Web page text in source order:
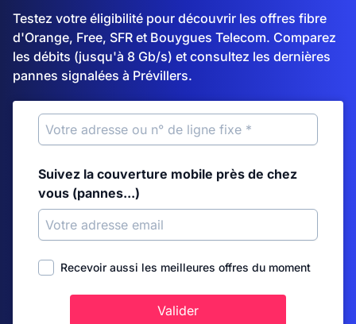
Testez votre éligibilité pour découvrir les offres fibre
d'Orange, Free, SFR et Bouygues Telecom. Comparez
les débits (jusqu'à 8 Gb/s) et consultez les dernières
pannes signalées à Prévillers.
Suivez la couverture mobile près de chez
vous (pannes...)
Recevoir aussi les meilleures offres du moment
Valider